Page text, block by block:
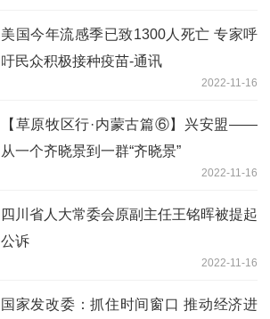
美国今年流感季已致1300人死亡 专家呼
吁民众积极接种疫苗-通讯
2022-11-16
【草原牧区行·内蒙古篇⑥】兴安盟——
从一个齐晓景到一群“齐晓景”
2022-11-16
四川省人大常委会原副主任王铭晖被提起
公诉
2022-11-16
国家发改委：抓住时间窗口 推动经济进